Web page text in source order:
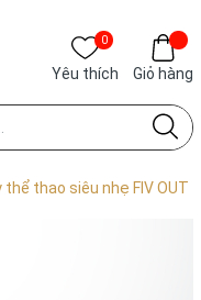
0
Yêu thích Giỏ hàng
thể thao siêu nhẹ FIV OUT